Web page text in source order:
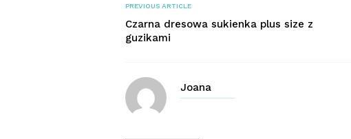
PREVIOUS ARTICLE
Czarna dresowa sukienka plus size z
guzikami
Joana